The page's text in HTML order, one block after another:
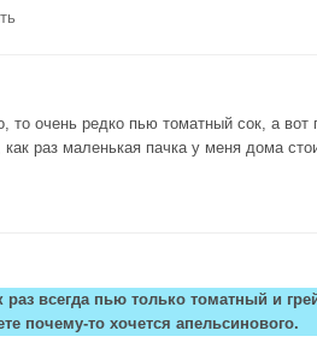
то очень редко пью томатный сок, а вот
раз маленькая пачка у меня дома
раз всегда пью только томатный и
почему-то хочется апельсинового.